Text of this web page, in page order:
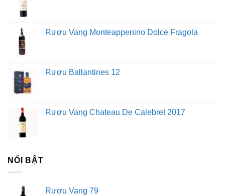
Rượu Vang Monteappenino Dolce Fragola
Rượu Ballantines 12
Rượu Vang Chateau De Calebret 2017
NỔI BẬT
Rượu Vang 79